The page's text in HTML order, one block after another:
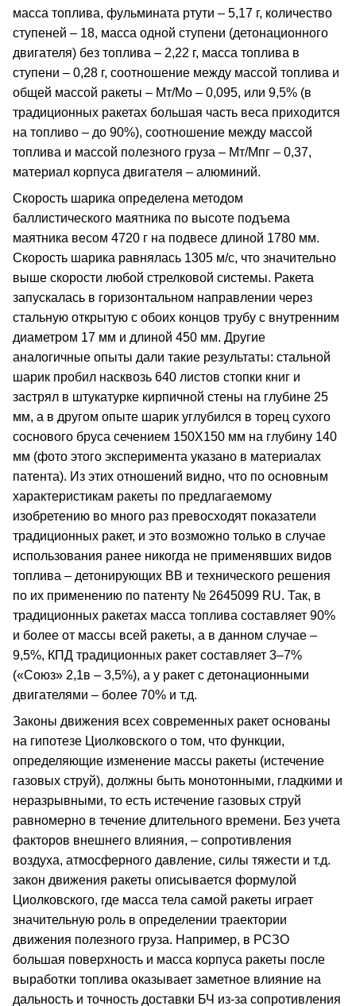
масса топлива, фульмината ртути – 5,17 г, количество
ступеней – 18, масса одной ступени (детонационного
двигателя) без топлива – 2,22 г, масса топлива в
ступени – 0,28 г, соотношение между массой топлива и
общей массой ракеты – Мт/Мо – 0,095, или 9,5% (в
традиционных ракетах большая часть веса приходится
на топливо – до 90%), соотношение между массой
топлива и массой полезного груза – Мт/Мпг – 0,37,
материал корпуса двигателя – алюминий.
Скорость шарика определена методом
баллистического маятника по высоте подъема
маятника весом 4720 г на подвесе длиной 1780 мм.
Скорость шарика равнялась 1305 м/с, что значительно
выше скорости любой стрелковой системы. Ракета
запускалась в горизонтальном направлении через
стальную открытую с обоих концов трубу с внутренним
диаметром 17 мм и длиной 450 мм. Другие
аналогичные опыты дали такие результаты: стальной
шарик пробил насквозь 640 листов стопки книг и
застрял в штукатурке кирпичной стены на глубине 25
мм, а в другом опыте шарик углубился в торец сухого
соснового бруса сечением 150Х150 мм на глубину 140
мм (фото этого эксперимента указано в материалах
патента). Из этих отношений видно, что по основным
характеристикам ракеты по предлагаемому
изобретению во много раз превосходят показатели
традиционных ракет, и это возможно только в случае
использования ранее никогда не применявших видов
топлива – детонирующих ВВ и технического решения
по их применению по патенту № 2645099 RU. Так, в
традиционных ракетах масса топлива составляет 90%
и более от массы всей ракеты, а в данном случае –
9,5%, КПД традиционных ракет составляет 3–7%
(«Союз» 2,1в – 3,5%), а у ракет с детонационными
двигателями – более 70% и т.д.
Законы движения всех современных ракет основаны
на гипотезе Циолковского о том, что функции,
определяющие изменение массы ракеты (истечение
газовых струй), должны быть монотонными, гладкими и
неразрывными, то есть истечение газовых струй
равномерно в течение длительного времени. Без учета
факторов внешнего влияния, – сопротивления
воздуха, атмосферного давление, силы тяжести и т.д.
закон движения ракеты описывается формулой
Циолковского, где масса тела самой ракеты играет
значительную роль в определении траектории
движения полезного груза. Например, в РСЗО
большая поверхность и масса корпуса ракеты после
выработки топлива оказывает заметное влияние на
дальность и точность доставки БЧ из-за сопротивления